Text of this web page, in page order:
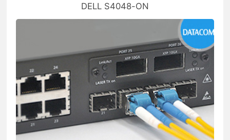
DELL S4048-ON